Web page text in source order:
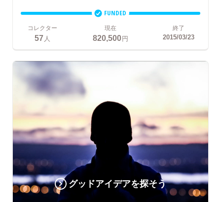
FUNDED
コレクター
57 人
現在
820,500円
終了
2015/03/23
グッドアイデアを探そう